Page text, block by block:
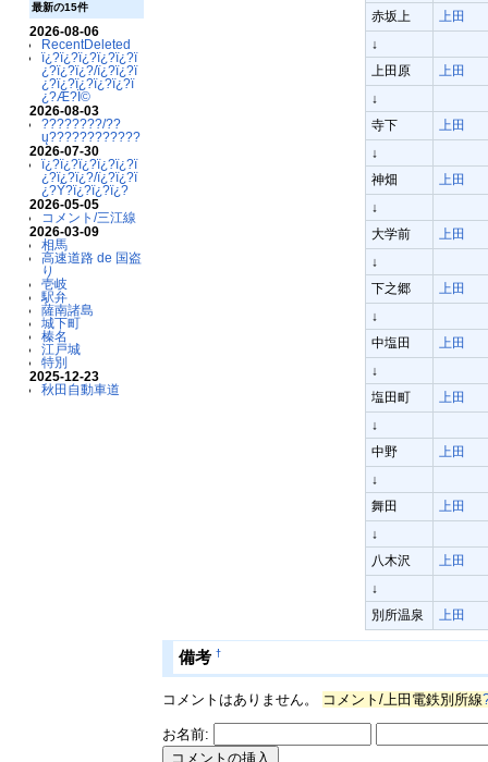
最新の15件
2026-08-06
RecentDeleted
ï¿?ï¿?ï¿?ï¿?ï¿?ï
¿?ï¿?ï¿?/ï¿?ï¿?ï
¿?ï¿?ï¿?ï¿?ï¿?ï
¿?Æ?Ï©
2026-08-03
????????/??
ų????????????
2026-07-30
ï¿?ï¿?ï¿?ï¿?ï¿?ï
¿?ï¿?ï¿?/ï¿?ï¿?ï
¿?Ý?ï¿?ï¿?ï¿?
2026-05-05
コメント/三江線
2026-03-09
相馬
高速道路 de 国盗
り
壱岐
駅弁
薩南諸島
城下町
榛名
江戸城
特別
2025-12-23
秋田自動車道
赤坂上
上田
↓
上田原
上田
↓
寺下
上田
↓
神畑
上田
↓
大学前
上田
↓
下之郷
上田
↓
中塩田
上田
↓
塩田町
上田
↓
中野
上田
↓
舞田
上田
↓
八木沢
上田
↓
別所温泉
上田
備考 †
コメントはありません。 コメント/上田電鉄別所線
お名前: